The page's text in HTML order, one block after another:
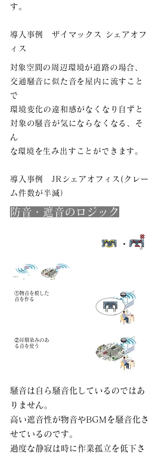
す。
​導入事例 ザイマックス シェアオフ
ィス
​対象空間の周辺環境が道路の場合、
交通騒音に似た音を屋内に流すこと
で
​環境変化の違和感がなくなり自ずと
対象の騒音が気にならなくなる、そ
ん
​な環境を生み出すことができます。
導入事例 JRシェアオフィス(クレー
ム件数が半減）
​防音・遮音のロジック
​①物音を模した
音を作る
​②耳馴染みのあ
る音を使う​
騒音は自ら騒音化しているのではあ
りません。
​高い遮音性が物音やBGMを騒音化さ
せているのです。
過度な静寂は時に作業孤立を低下さ